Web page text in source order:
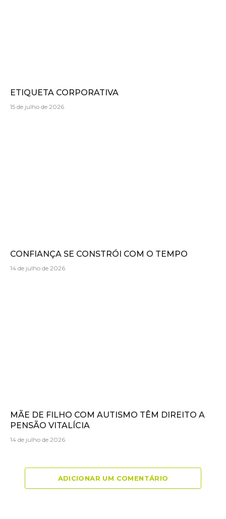
ETIQUETA CORPORATIVA
15 de julho de 2026
CONFIANÇA SE CONSTRÓI COM O TEMPO
14 de julho de 2026
MÃE DE FILHO COM AUTISMO TÊM DIREITO A
PENSÃO VITALÍCIA
14 de julho de 2026
ADICIONAR UM COMENTÁRIO